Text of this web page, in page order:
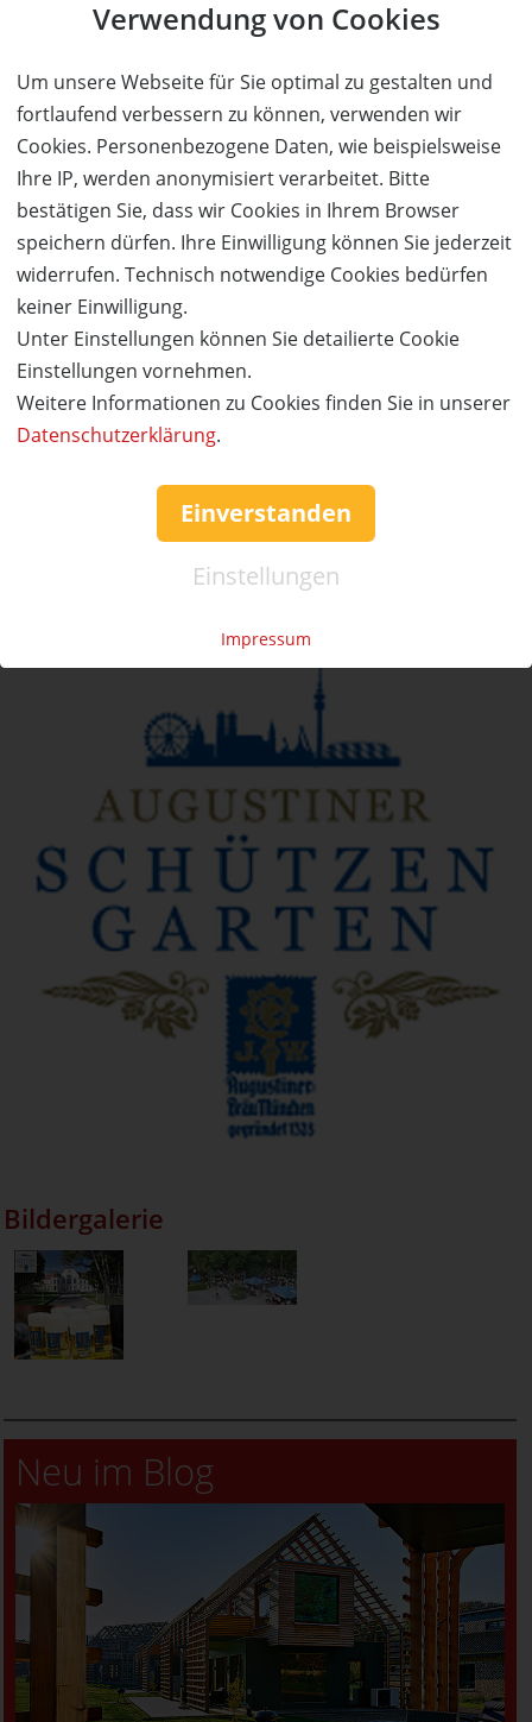
Verwendung von Cookies
Um unsere Webseite für Sie optimal zu gestalten und
fortlaufend verbessern zu können, verwenden wir
Cookies. Personenbezogene Daten, wie beispielsweise
Ihre IP, werden anonymisiert verarbeitet. Bitte
bestätigen Sie, dass wir Cookies in Ihrem Browser
speichern dürfen. Ihre Einwilligung können Sie jederzeit
widerrufen. Technisch notwendige Cookies bedürfen
keiner Einwilligung.
Unter Einstellungen können Sie detailierte Cookie
Einstellungen vornehmen.
Weitere Informationen zu Cookies finden Sie in unserer
Datenschutzerklärung.
Einverstanden
Einstellungen
Impressum
München-Sendling
Wert:
25,- €
Preis:
12,50 €
Verfügbar:
0
Versand:
2,- €
AUSVERKAUFT
Service & Hilfe
Mo. - Fr. 09:00-16:00
Tel.: +49 (0)941 46 39 63 90
info@coupon-future.de
Bildergalerie
Neu im Blog